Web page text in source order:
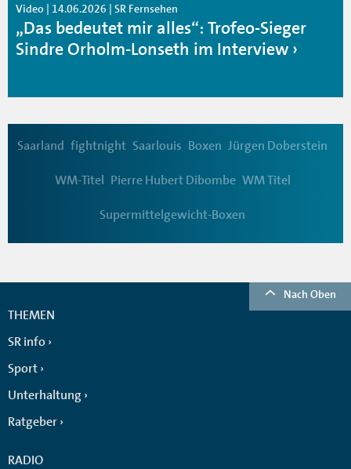
Video | 14.06.2026 | SR Fernsehen
„Das bedeutet mir alles“: Trofeo-Sieger
Sindre Orholm-Lonseth im Interview
Saarland fightnight Saarlouis Boxen Jürgen Doberstein
WM-Titel Pierre Hubert Dibombe WM Titel
Supermittelgewicht-Boxen
Nach Oben
THEMEN
SR info
Sport
Unterhaltung
Ratgeber
RADIO